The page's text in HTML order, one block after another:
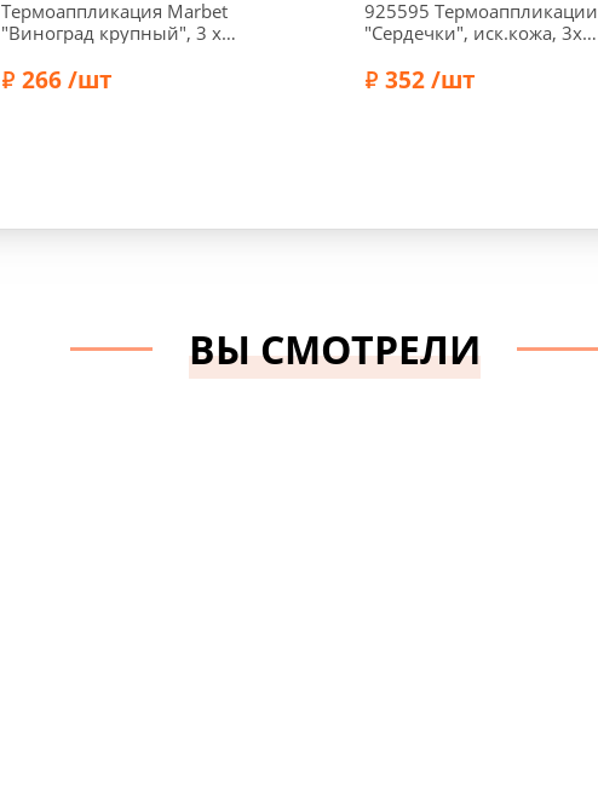
Термоаппликация Marbet
"Виноград крупный", 3 х
266 /шт
925595 Термоаппликации
"Сердечки", иск.кожа, 3х3
352 /шт
Бренд: Prym
ВЫ СМОТРЕЛИ